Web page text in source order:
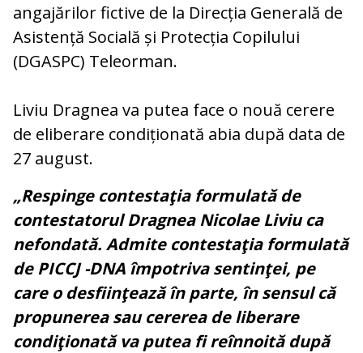
angajărilor fictive de la Direcția Generală de
Asistență Socială și Protecția Copilului
(DGASPC) Teleorman.
Liviu Dragnea va putea face o nouă cerere
de eliberare condiționată abia după data de
27 august.
„Respinge contestaţia formulată de
contestatorul Dragnea Nicolae Liviu ca
nefondată. Admite contestaţia formulată
de PICCJ -DNA împotriva sentinţei, pe
care o desfiinţează în parte, în sensul că
propunerea sau cererea de liberare
condiţionată va putea fi reînnoită după